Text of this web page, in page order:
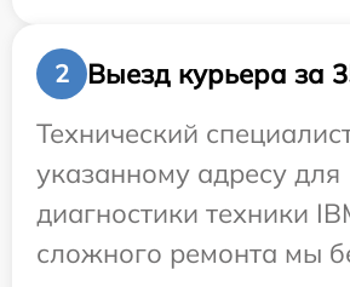
2
Выезд курьера за
Технический
указанному адресу для
диагностики техники
сложного ремонта мы